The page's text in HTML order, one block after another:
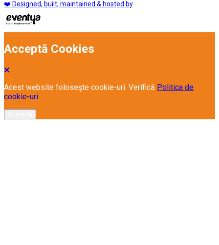
❤️ Designed, built, maintained & hosted by
Acceptă Cookies
Acest website folosește cookie-uri. Verifică Politica de
cookie-uri